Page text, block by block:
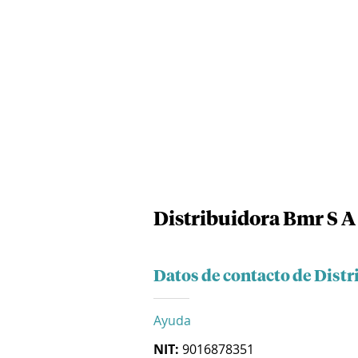
Distribuidora Bmr S A
Datos de contacto de
Ayuda
NIT: 9016878351